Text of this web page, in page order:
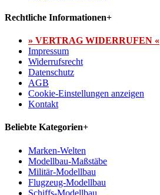
Rechtliche Informationen+
» VERTRAG WIDERRUFEN «
Impressum
Widerrufsrecht
Datenschutz
AGB
Cookie-Einstellungen anzeigen
Kontakt
Beliebte Kategorien+
Marken-Welten
Modellbau-Maßstäbe
Militär-Modellbau
Flugzeug-Modellbau
Schiffs-Modellbau